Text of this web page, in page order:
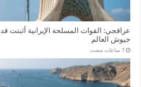
عراقجي: القوات المسلحة الإيرانية أثبتت
جيوش العالم
‏7 ساعات مضت